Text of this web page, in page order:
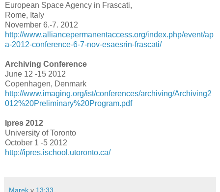
European Space Agency in Frascati,
Rome, Italy
November 6.-7. 2012
http://www.alliancepermanentaccess.org/index.php/event/ap
a-2012-conference-6-7-nov-esaesrin-frascati/
Archiving Conference
June 12 -15 2012
Copenhagen, Denmark
http://www.imaging.org/ist/conferences/archiving/Archiving2
012%20Preliminary%20Program.pdf
Ipres 2012
University of Toronto
October 1 -5 2012
http://ipres.ischool.utoronto.ca/
Marek v 13:33